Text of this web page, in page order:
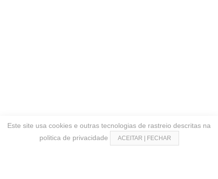
Este site usa cookies e outras tecnologias de rastreio descritas na
politica de privacidade
ACEITAR | FECHAR